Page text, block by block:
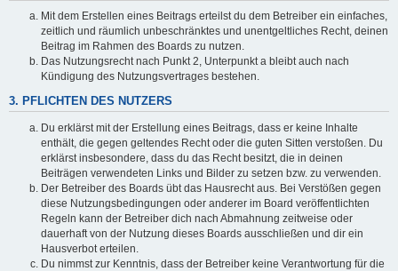
Mit dem Erstellen eines Beitrags erteilst du dem Betreiber ein einfaches,
zeitlich und räumlich unbeschränktes und unentgeltliches Recht, deinen
Beitrag im Rahmen des Boards zu nutzen.
Das Nutzungsrecht nach Punkt 2, Unterpunkt a bleibt auch nach
Kündigung des Nutzungsvertrages bestehen.
3. PFLICHTEN DES NUTZERS
Du erklärst mit der Erstellung eines Beitrags, dass er keine Inhalte
enthält, die gegen geltendes Recht oder die guten Sitten verstoßen. Du
erklärst insbesondere, dass du das Recht besitzt, die in deinen
Beiträgen verwendeten Links und Bilder zu setzen bzw. zu verwenden.
Der Betreiber des Boards übt das Hausrecht aus. Bei Verstößen gegen
diese Nutzungsbedingungen oder anderer im Board veröffentlichten
Regeln kann der Betreiber dich nach Abmahnung zeitweise oder
dauerhaft von der Nutzung dieses Boards ausschließen und dir ein
Hausverbot erteilen.
Du nimmst zur Kenntnis, dass der Betreiber keine Verantwortung für die